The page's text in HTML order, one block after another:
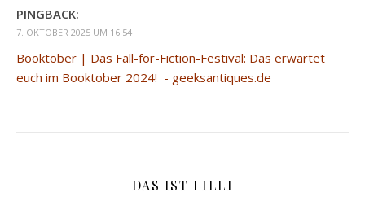
PINGBACK:
7. OKTOBER 2025 UM 16:54
Booktober | Das Fall-for-Fiction-Festival: Das erwartet
euch im Booktober 2024! - geeksantiques.de
DAS IST LILLI